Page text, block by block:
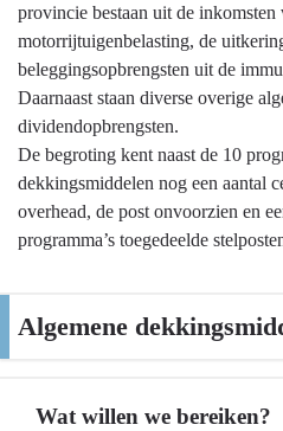
Inleiding
provincie bestaan uit de
motorrijtuigenbelasting, de
beleggingsopbrengsten uit de
Daarnaast staan diverse overige
dividendopbrengsten.
De begroting kent naast de 10
dekkingsmiddelen nog een aantal
overhead, de post onvoorzien en
programma’s toegedeelde
Algemene
Wat willen we bereiken?